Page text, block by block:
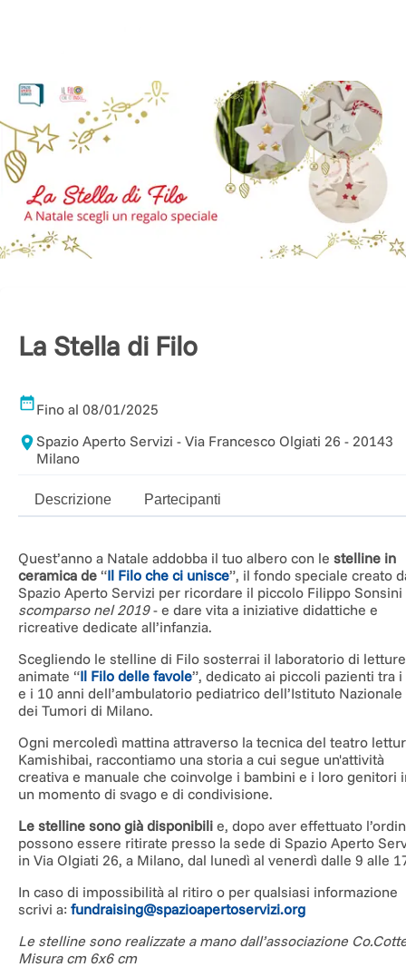
La Stella di Filo
Fino al 08/01/2025
Spazio Aperto Servizi - Via Francesco Olgiati 26 - 20143
Milano
Descrizione Partecipanti
Quest’anno a Natale addobba il tuo albero con le stelline in
ceramica de “Il Filo che ci unisce”, il fondo speciale creato
Spazio Aperto Servizi per ricordare il piccolo Filippo Sonsini
scomparso nel 2019- e dare vita a iniziative didattiche e
ricreative dedicate all’infanzia.
Scegliendo le stelline di Filo sosterrai il laboratorio di letture
animate “Il Filo delle favole”, dedicato ai piccoli pazienti tra i
e i 10 anni dell’ambulatorio pediatrico dell’Istituto Nazionale
dei Tumori di Milano.
Ogni mercoledì mattina attraverso la tecnica del teatro
Kamishibai, raccontiamo una storia a cui segue un'attività
creativa e manuale che coinvolge i bambini e i loro genitori
un momento di svago e di condivisione.
Le stelline sono già disponibili e, dopo aver effettuato
possono essere ritirate presso la sede di Spazio Aperto
in Via Olgiati 26, a Milano, dal lunedì al venerdì dalle 9 alle
In caso di impossibilità al ritiro o per qualsiasi informazione
scrivi a: fundraising@spazioapertoservizi.org
Le stelline sono realizzate a mano dall’associazione
Misura cm 6x6 cm